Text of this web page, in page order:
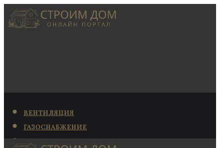
ВЕНТИЛЯЦИЯ
ГАЗОСНАБЖЕНИЕ
КАНАЛИЗАЦИЯ